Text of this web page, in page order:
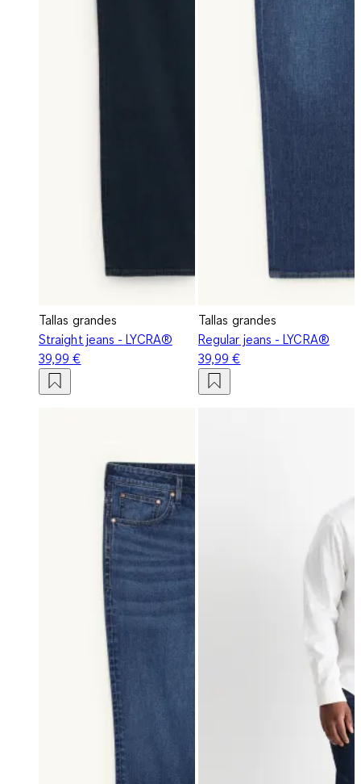
Tallas grandes
Straight jeans - LYCRA®
39,99 €
Tallas grandes
Regular jeans - LYCRA®
39,99 €